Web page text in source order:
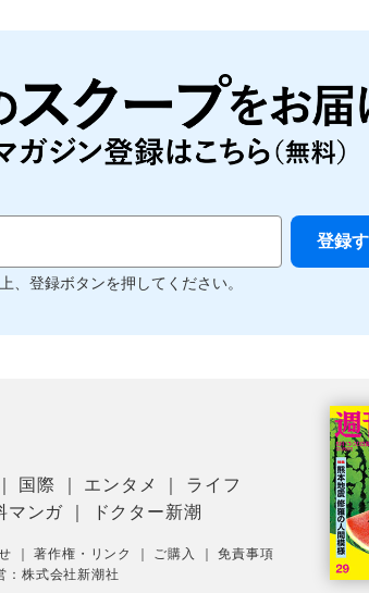
、登録ボタンを押してください。
国際 エンタメ
ライフ
マンガ ドクター新潮
｜著作権・リンク ご購入 ｜免責事項
：株式会社新潮社